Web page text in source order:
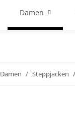
Damen
Damen Steppjacken